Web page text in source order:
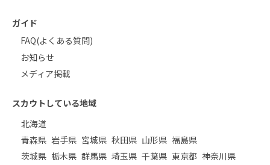
ガイド
FAQ(よくある質問)
お知らせ
メディア掲載
スカウトしている地域
北海道
青森県 岩手県 宮城県 秋田県 山形県 福島県
茨城県 栃木県 群馬県 埼玉県 千葉県 東京都 神奈川県